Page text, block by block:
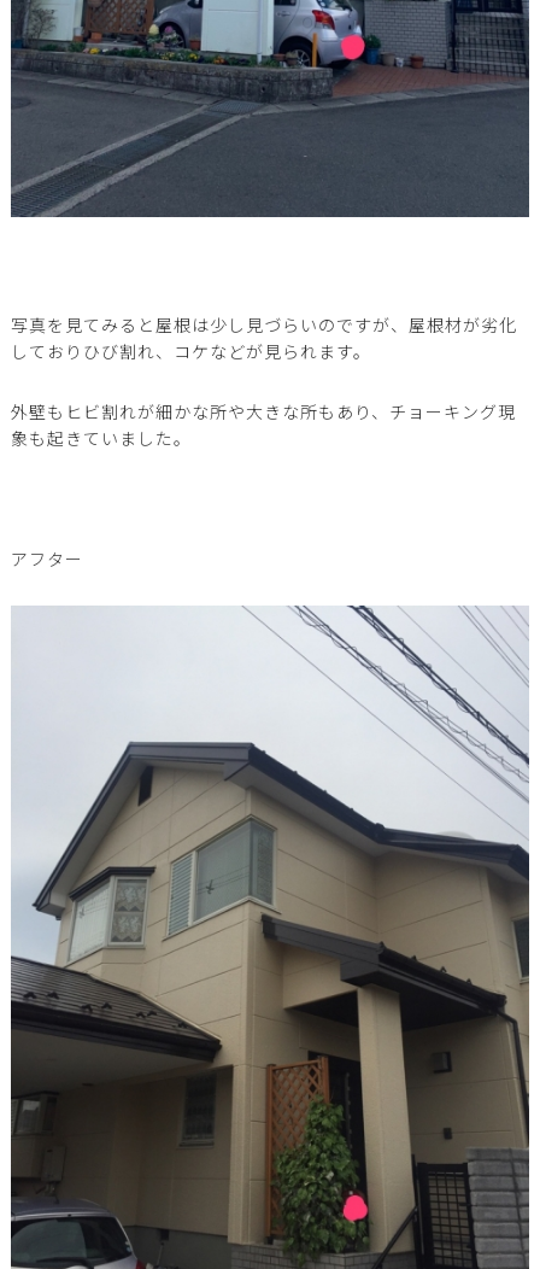
写真を見てみると屋根は少し見づらいのですが、屋根材が劣化
しておりひび割れ、コケなどが見られます。
外壁もヒビ割れが細かな所や大きな所もあり、チョーキング現
象も起きていました。
アフター